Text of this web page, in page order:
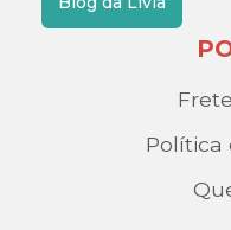
Política